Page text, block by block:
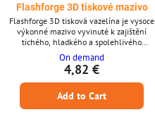
Flashforge 3D tiskové mazivo
Flashforge 3D tisková vazelína je vysoce
výkonné mazivo vyvinuté k zajištění
tichého, hladkého a spolehlivého
provozu vaší 3D tiskárny. Navrženo
speciálně pro pohyblivé součásti, jako
jsou lineární ložiska, vodicí lišty a
ozubená kola, snižuje opotřebení, tření a
korozi. Výsledkem je zvýšená přesnost a
prodloužená životnost jak pro amatérské,
On demand
4,82 €
Add to Cart